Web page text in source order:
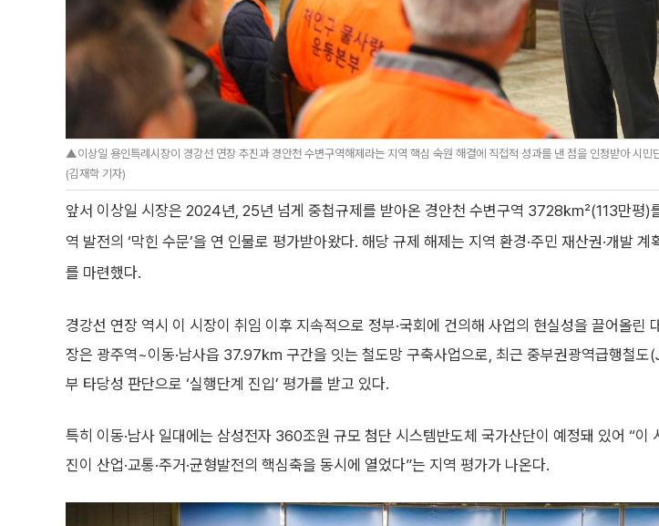
▲이상일 용인특례시장이 경강선 연장 추진과 경안천 수변구역해제라는 지역 핵심 숙원 해결에 직접적 성과를 낸 점을 인정받아 시민
(김재학 기자)
앞서 이상일 시장은 2024년, 25년 넘게 중첩규제를 받아온 경안천 수변구역 3728㎢(113만평)
역 발전의 ‘막힌 수문’을 연 인물로 평가받아왔다. 해당 규제 해제는 지역 환경·주민 재산권·개발 계
를 마련했다.
경강선 연장 역시 이 시장이 취임 이후 지속적으로 정부·국회에 건의해 사업의 현실성을 끌어올린
장은 광주역~이동·남사읍 37.97㎞ 구간을 잇는 철도망 구축사업으로, 최근 중부권광역급행철도
부 타당성 판단으로 ‘실행단계 진입’ 평가를 받고 있다.
특히 이동·남사 일대에는 삼성전자 360조원 규모 첨단 시스템반도체 국가산단이 예정돼 있어 “이
진이 산업·교통·주거·균형발전의 핵심축을 동시에 열었다”는 지역 평가가 나온다.